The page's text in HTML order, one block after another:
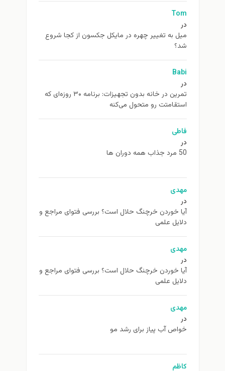
Tom
در
ميل به تغيير چهره در مایکل جکسون از كجا شروع
شد؟
Babi
در
تمرین در خانه بدون تجهیزات: برنامه ۳۰ روزه‌ای که
استقامتت رو متحول می‌کنه
فاطی
در
50 مرد جذاب همه دوران ها
مهدی
در
آیا خوردن خرچنگ حلال است؟ بررسی فتوای مراجع و
دلایل علمی
مهدی
در
آیا خوردن خرچنگ حلال است؟ بررسی فتوای مراجع و
دلایل علمی
مهدی
در
خواص آب پیاز برای رشد مو
کاظم